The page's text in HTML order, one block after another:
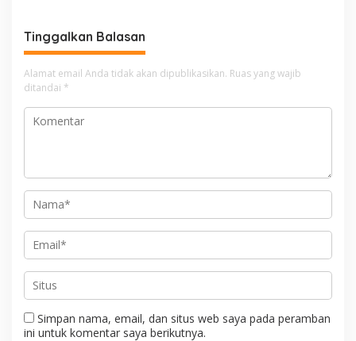
Tinggalkan Balasan
Alamat email Anda tidak akan dipublikasikan. Ruas yang wajib
ditandai *
Simpan nama, email, dan situs web saya pada peramban
ini untuk komentar saya berikutnya.